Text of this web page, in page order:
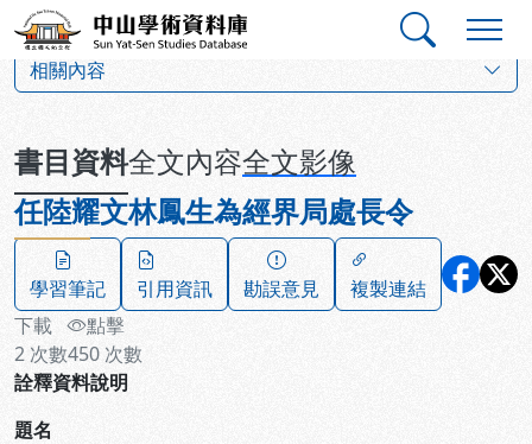
跳到主要內容
中山學術資料庫
相關內容
書目資料全文內容全文影像
任陸耀文林鳳生為經界局處長令
學習筆記 引用資訊 勘誤意見
複製連結
下載
2 次數
點擊
450 次數
詮釋資料說明
題名